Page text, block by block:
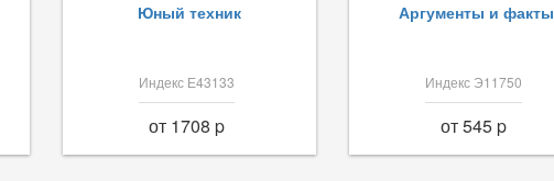
Юный техник
Индекс Е43133
от 1708 p
Аргументы и факты
Индекс Э11750
от 545 p